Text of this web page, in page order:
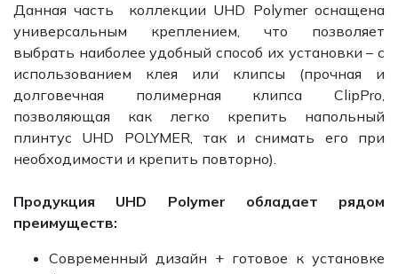
Данная часть коллекции UHD Polymer оснащена
универсальным креплением, что позволяет
выбрать наиболее удобный способ их установки – с
использованием клея или клипсы (прочная и
долговечная полимерная клипса ClipPro,
позволяющая как легко крепить напольный
плинтус UHD POLYMER, так и снимать его при
необходимости и крепить повторно).
Продукция UHD Polymer обладает рядом
преимуществ:
Современный дизайн + готовое к установке